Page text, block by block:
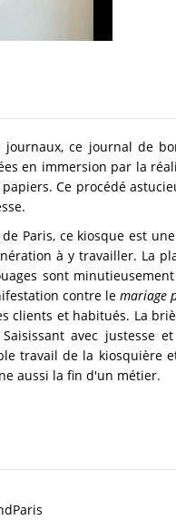
ce journal de
en immersion par la
Ce procédé
Paris, ce kiosque est
à y travailler. La
sont
contre le mariage
clients et habitués. La
avec
travail de la kiosquière
aussi la fin d'un métier.